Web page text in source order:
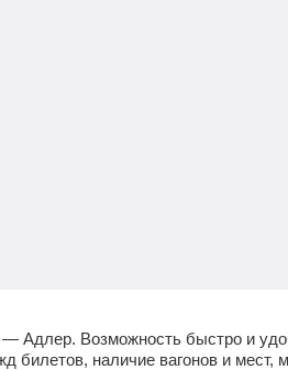
Адлер. Возможность быстро и
билетов, наличие вагонов и